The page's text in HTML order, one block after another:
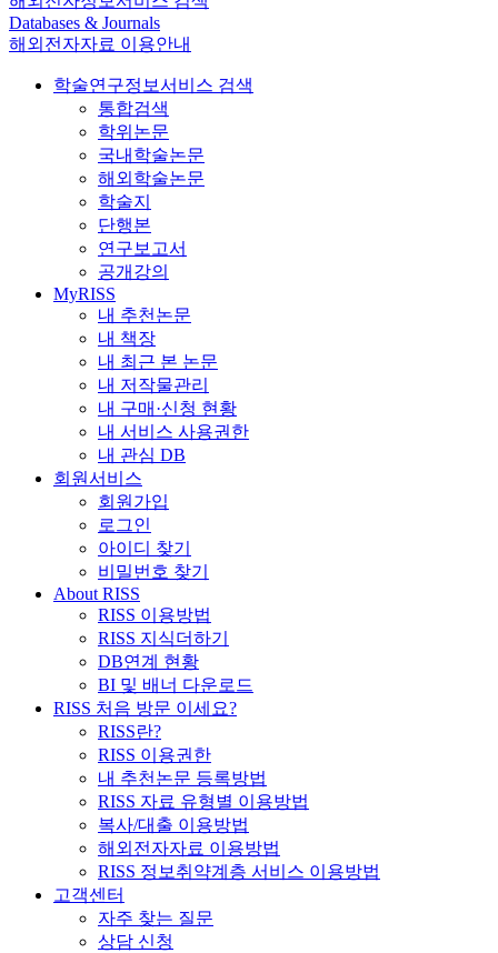
Databases & Journals
해외전자자료 이용안내
학술연구정보서비스 검색
통합검색
학위논문
국내학술논문
해외학술논문
학술지
단행본
연구보고서
공개강의
MyRISS
내 추천논문
내 책장
내 최근 본 논문
내 저작물관리
내 구매·신청 현황
내 서비스 사용권한
내 관심 DB
회원서비스
회원가입
로그인
아이디 찾기
비밀번호 찾기
About RISS
RISS 이용방법
RISS 지식더하기
DB연계 현황
BI 및 배너 다운로드
RISS 처음 방문 이세요?
RISS란?
RISS 이용권한
내 추천논문 등록방법
RISS 자료 유형별 이용방법
복사/대출 이용방법
해외전자자료 이용방법
RISS 정보취약계층 서비스 이용방법
고객센터
자주 찾는 질문
상담 신청